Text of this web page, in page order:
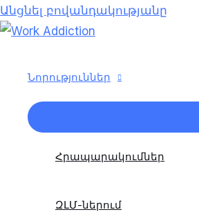
Անցնել բովանդակությանը
Նորություններ
Հրապարակումներ
ԶԼՄ-ներում